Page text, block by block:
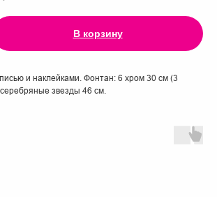
В корзину
и наклейками. Фонтан: 6 хром 30 см (3
звезды 46 см.